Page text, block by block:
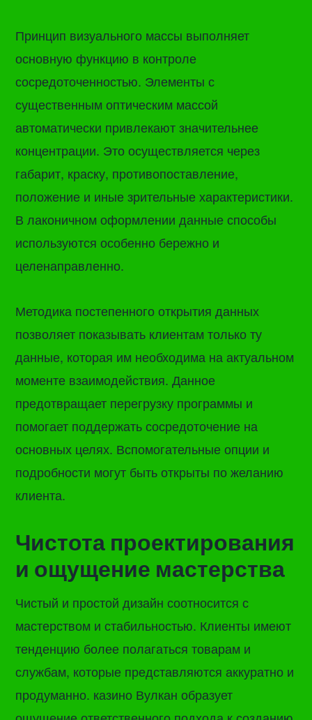
Принцип визуального массы выполняет
основную функцию в контроле
сосредоточенностью. Элементы с
существенным оптическим массой
автоматически привлекают значительнее
концентрации. Это осуществляется через
габарит, краску, противопоставление,
положение и иные зрительные характеристики.
В лаконичном оформлении данные способы
используются особенно бережно и
целенаправленно.
Методика постепенного открытия данных
позволяет показывать клиентам только ту
данные, которая им необходима на актуальном
моменте взаимодействия. Данное
предотвращает перегрузку программы и
помогает поддержать сосредоточение на
основных целях. Вспомогательные опции и
подробности могут быть открыты по желанию
клиента.
Чистота проектирования
и ощущение мастерства
Чистый и простой дизайн соотносится с
мастерством и стабильностью. Клиенты имеют
тенденцию более полагаться товарам и
службам, которые представляются аккуратно и
продуманно. казино Вулкан образует